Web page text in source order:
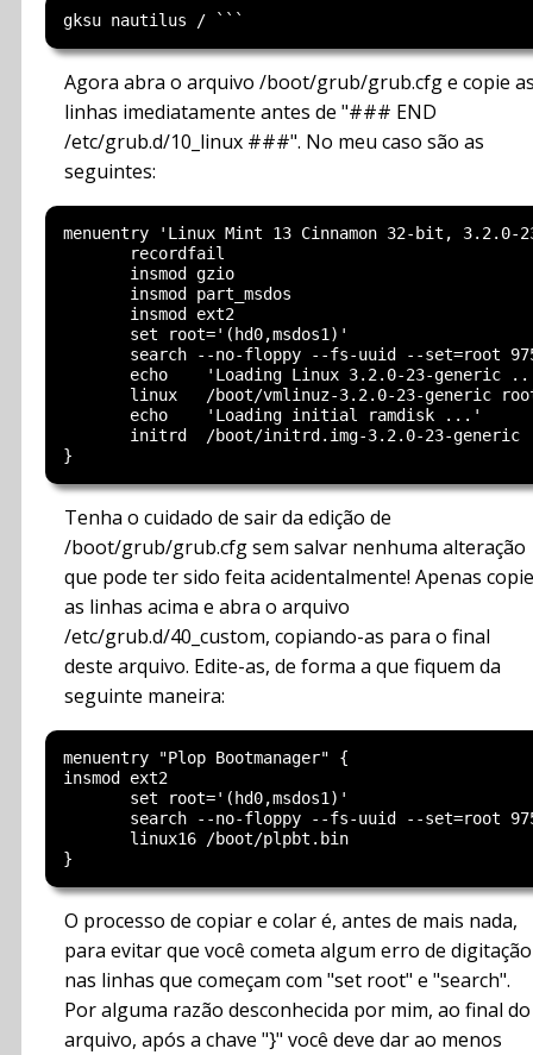
Agora abra o arquivo /boot/grub/grub.cfg e copie
linhas imediatamente antes de "### END
/etc/grub.d/10_linux ###". No meu caso são as
seguintes:
menuentry 'Linux Mint 13 Cinnamon 32-bit,
       recordfail
       insmod gzio
       insmod part_msdos
       insmod ext2
       set root='(hd0,msdos1)'
search --no-floppy --fs-uuid --set=root
echo    'Loading Linux 3.2.0-23-generic
linux   /boot/vmlinuz-3.2.0-23-generic
       echo    'Loading initial ramdisk ...'
       initrd  /boot/initrd.img-3.2.0-23-generic
Tenha o cuidado de sair da edição de
/boot/grub/grub.cfg sem salvar nenhuma alteração
que pode ter sido feita acidentalmente! Apenas copie
as linhas acima e abra o arquivo
/etc/grub.d/40_custom, copiando-as para o final
deste arquivo. Edite-as, de forma a que fiquem da
seguinte maneira:
menuentry "Plop Bootmanager" {
insmod ext2
       set root='(hd0,msdos1)'
search --no-floppy --fs-uuid --set=root
       linux16 /boot/plpbt.bin
O processo de copiar e colar é, antes de mais nada,
para evitar que você cometa algum erro de digitação
nas linhas que começam com "set root" e "search".
Por alguma razão desconhecida por mim, ao final do
arquivo, após a chave "}" você deve dar ao menos